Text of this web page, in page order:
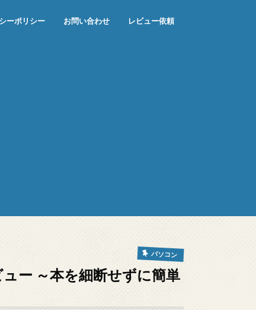
ーポリシー お問い合わせ レビュー依頼
パソコン
ー ～本を細断せずに簡単